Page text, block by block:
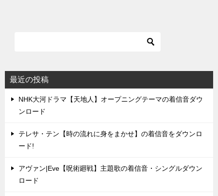
シ
ョ
最近の投稿
NHK大河ドラマ【天地人】オープニングテーマの着信音ダウ
ンロード
テレサ・テン【時の流れに身をまかせ】の着信音をダウンロ
ード!
アヴァン|Eve【呪術廻戦】主題歌の着信音・シングルダウン
ロード